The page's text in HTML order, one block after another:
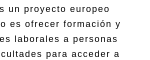
un proyecto europeo
es ofrecer formación y
laborales a personas
para acceder a